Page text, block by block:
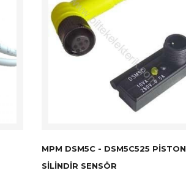
MPM DSM5C - DSM5C525 PISTON
SILINDIR SENSÖR